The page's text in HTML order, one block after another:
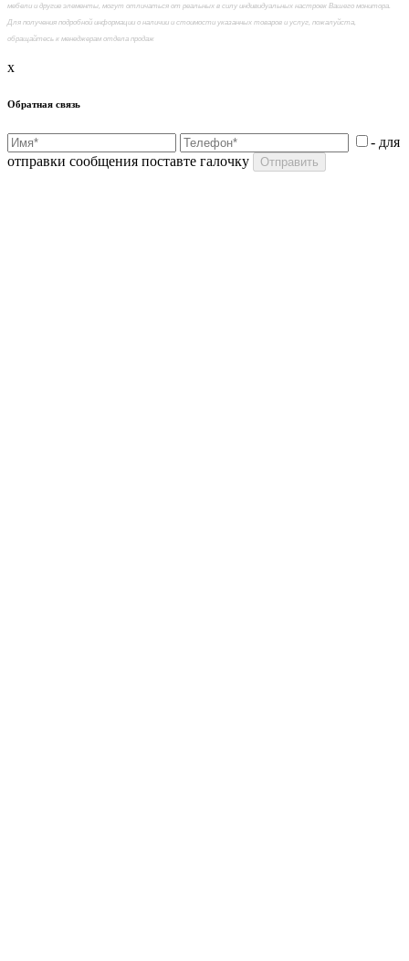
мебели и другие элементы, могут отличаться от реальных в силу индивидуальных настроек Вашего монитора.
Для получения подробной информации о наличии и стоимости указанных товаров и услуг, пожалуйста,
обращайтесь к менеджерам отдела продаж
x
Обратная связь
- для
отправки сообщения поставте галочку